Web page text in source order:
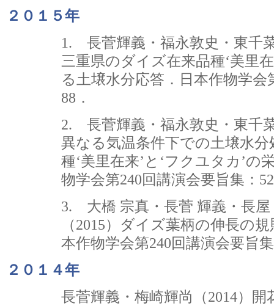
２０１５年
1. 長菅輝義・福永敦史・東千
三重県のダイズ在来品種‘美里
る土壌水分応答．日本作物学会
88．
2. 長菅輝義・福永敦史・東千
異なる気温条件下での土壌水
種‘美里在来’と‘フクユタカ’の
物学会第240回講演会要旨集：
3. 大橋 宗真・長菅 輝義・長屋
（2015）ダイズ葉柄の伸長の
本作物学会第240回講演会要旨
２０１４年
長菅輝義・梅崎輝尚（2014）